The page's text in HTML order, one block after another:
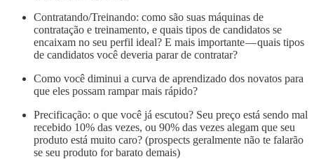
Contratando/Treinando: como são suas máquinas de
contratação e treinamento, e quais tipos de candidatos se
encaixam no seu perfil ideal? E mais importante — quais tipos
de candidatos você deveria parar de contratar?
Como você diminui a curva de aprendizado dos novatos para
que eles possam rampar mais rápido?
Precificação: o que você já escutou? Seu preço está sendo mal
recebido 10% das vezes, ou 90% das vezes alegam que seu
produto está muito caro? (prospects geralmente não te falarão
se seu produto for barato demais)